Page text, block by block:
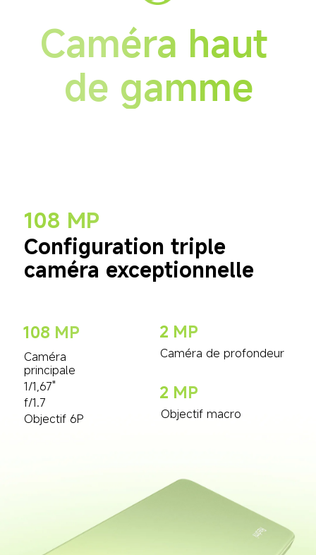
Caméra haut
de gamme
108 MP
Configuration triple
caméra exceptionnelle
108 MP
Caméra
principale
1/1,67"
f/1.7
Objectif 6P
2 MP
Caméra de profondeur
2 MP
Objectif macro